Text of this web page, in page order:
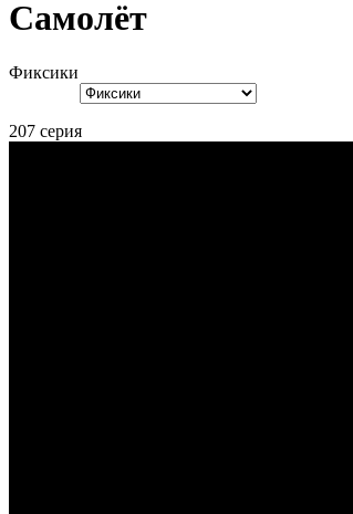
Самолёт
Фиксики
207 серия